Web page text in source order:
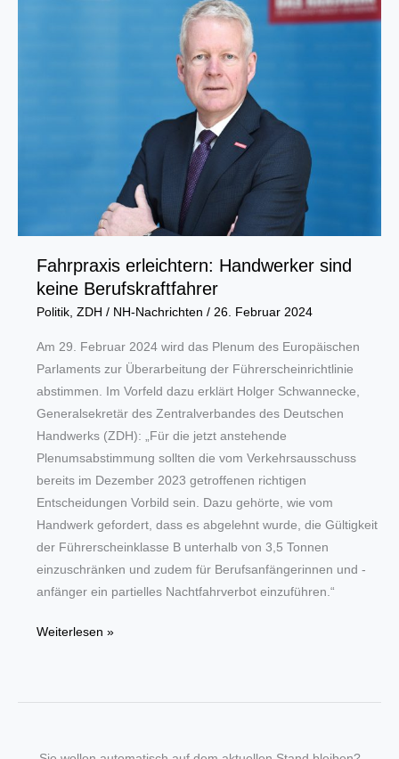
Fahrpraxis erleichtern: Handwerker sind
keine Berufskraftfahrer
Politik, ZDH / NH-Nachrichten / 26. Februar 2024
Am 29. Februar 2024 wird das Plenum des Europäischen
Parlaments zur Überarbeitung der Führerscheinrichtlinie
abstimmen. Im Vorfeld dazu erklärt Holger Schwannecke,
Generalsekretär des Zentralverbandes des Deutschen
Handwerks (ZDH): „Für die jetzt anstehende
Plenumsabstimmung sollten die vom Verkehrsausschuss
bereits im Dezember 2023 getroffenen richtigen
Entscheidungen Vorbild sein. Dazu gehörte, wie vom
Handwerk gefordert, dass es abgelehnt wurde, die Gültigkeit
der Führerscheinklasse B unterhalb von 3,5 Tonnen
einzuschränken und zudem für Berufsanfängerinnen und -
anfänger ein partielles Nachtfahrverbot einzuführen.“
Fahrpraxis
Weiterlesen »